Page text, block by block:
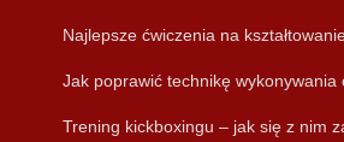
Najlepsze ćwiczenia na
Jak poprawić technikę wykonywania
Trening kickboxingu – jak się z nim